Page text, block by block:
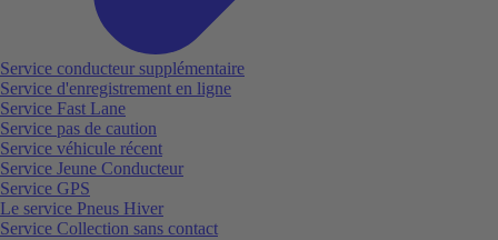
Service conducteur supplémentaire
Service d'enregistrement en ligne
Service Fast Lane
Service pas de caution
Service véhicule récent
Service Jeune Conducteur
Service GPS
Le service Pneus Hiver
Service Collection sans contact